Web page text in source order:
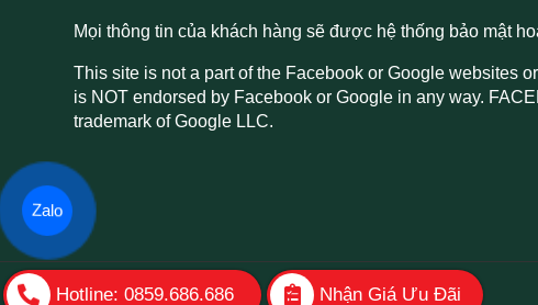
Mọi thông tin của khách hàng sẽ được hệ thống bảo mật
This site is not a part of the Facebook or Google websites
is NOT endorsed by Facebook or Google in any way.
trademark of Google LLC.
Hotline: 0859.686.686 Nhận Giá Ưu Đãi
Zalo